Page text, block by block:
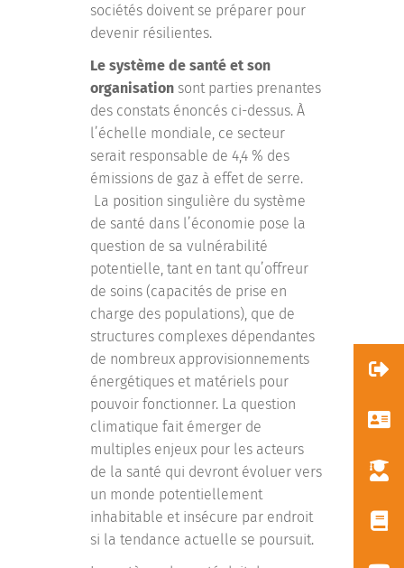
sociétés doivent se préparer pour
devenir résilientes.
Le système de santé et son
organisation sont parties prenantes
des constats énoncés ci-dessus. À
l’échelle mondiale, ce secteur
serait responsable de 4,4 % des
émissions de gaz à effet de serre.
La position singulière du système
de santé dans l’économie pose la
question de sa vulnérabilité
potentielle, tant en tant qu’offreur
de soins (capacités de prise en
charge des populations), que de
structures complexes dépendantes
de nombreux approvisionnements
énergétiques et matériels pour
pouvoir fonctionner. La question
climatique fait émerger de
multiples enjeux pour les acteurs
de la santé qui devront évoluer vers
un monde potentiellement
inhabitable et insécure par endroit
si la tendance actuelle se poursuit.